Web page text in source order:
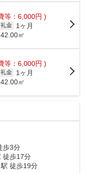
等：6,000円 )
礼金
1ヶ月
㎡
等：6,000円 )
礼金
1ヶ月
㎡
歩3分
徒歩17分
駅 徒歩19分